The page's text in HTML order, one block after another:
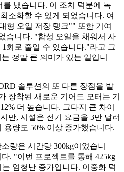
를 냈습니다. 이 조치 덕분에 녹
소화할 수 있게 되었습니다. 여
형 오일 저장 탱크"" 또한 기여
습니다. "합성 오일을 채워서 사
회로 줄일 수 있습니다."라고 그
정말 큰 의미가 있는 일입니
솔루션의 또 다른 장점을 발
장착된 새로운 기어드 모터는 기
더 높습니다. 그다지 큰 차이
만, 시설은 전기 요금을 3만 달러
용량도 50% 이상 증가했습니다.
량은 시간당 300kg이었습니
. "이번 프로젝트를 통해 425kg
엄청난 증가입니다. 이중화 덕